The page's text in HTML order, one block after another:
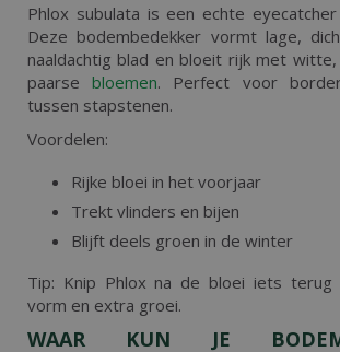
Phlox subulata is een echte
Deze bodembedekker vormt lage,
naaldachtig blad en bloeit rijk met
paarsebloemen. Perfect voor
tussen stapstenen.
Voordelen:
Rijke bloei in het voorjaar
Trekt vlinders en bijen
Blijft deels groen in de winter
Tip: Knip Phlox na de bloei iets
vorm en extra groei.
WAAR KUN JE